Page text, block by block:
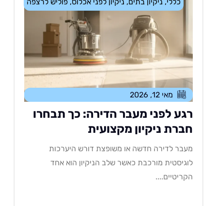
מאי 12, 2026
לפני מעבר הדירה: כך תבחרו
ניקיון מקצועית
לדירה חדשה או משופצת דורש היערכות
מורכבת כאשר שלב הניקיון הוא אחד